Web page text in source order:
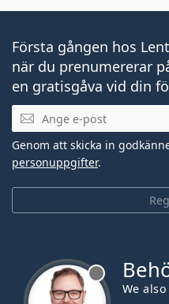
Första gången hos
när du prenumererar
en gratisgåva vid din
Mejladress
Genom att skicka in
personuppgifter.
We